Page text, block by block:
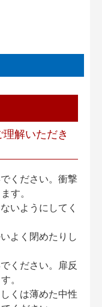
解いただき
ください。衝撃
す。
いようにしてく
よく閉めたりし
ください。扉反
。
くは薄めた中性